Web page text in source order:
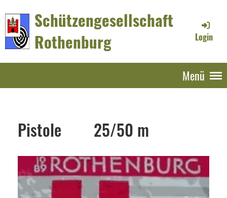
Schützengesellschaft
Rothenburg
Login
Menü
Pistole 25/50 m